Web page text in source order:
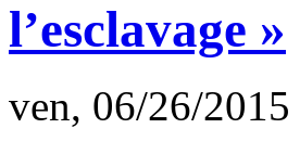
l’esclavage »
ven, 06/26/